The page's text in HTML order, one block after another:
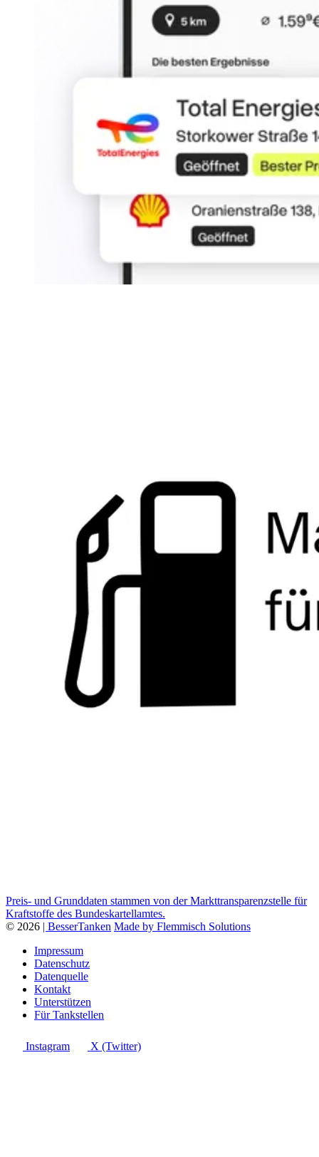
Preis- und Grunddaten stammen von der Markttransparenzstelle für
Kraftstoffe des Bundeskartellamtes.
© 2026 | BesserTanken Made by Flemmisch Solutions
Impressum
Datenschutz
Datenquelle
Kontakt
Unterstützen
Für Tankstellen
Instagram X (Twitter)